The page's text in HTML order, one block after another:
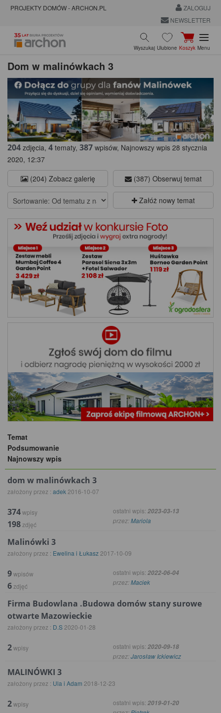
PROJEKTY DOMÓW - ARCHON.PL
ZALOGUJ
NEWSLETTER
Wyszukaj Ulubione Koszyk Menu
Dom w malinówkach 3
204 zdjęcia, 4 tematy, 387 wpisów, Najnowszy wpis 28 stycznia
2020, 12:37
(204) Zobacz galerię
(387) Obserwuj temat
Załóż nowy temat
Temat
Podsumowanie
Najnowszy wpis
dom w malinówkach 3
założony przez : adek 2016-10-07
374wpisy
198 zdjęć
ostatni wpis: 2023-03-13
przez:Mariola
Malinówki 3
założony przez : Ewelina i Łukasz 2017-10-09
9wpisów
6 zdjęć
ostatni wpis: 2022-06-04
przez:Maciek
Firma Budowlana .Budowa domów stany surowe
otwarte Mazowieckie
założony przez : D.S 2020-01-28
2wpisy ostatni wpis: 2020-09-18
przez:Jarosław Ickiewicz
MALINÓWKI 3
założony przez : Ula i Adam 2018-12-23
2wpisy ostatni wpis: 2019-01-20